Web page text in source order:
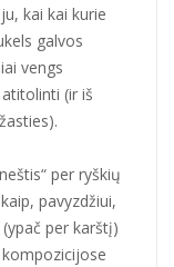
kai kai kurie
galvos
vengs
(ir iš
per ryškių
pavyzdžiui,
per karštį)
kompozicijose